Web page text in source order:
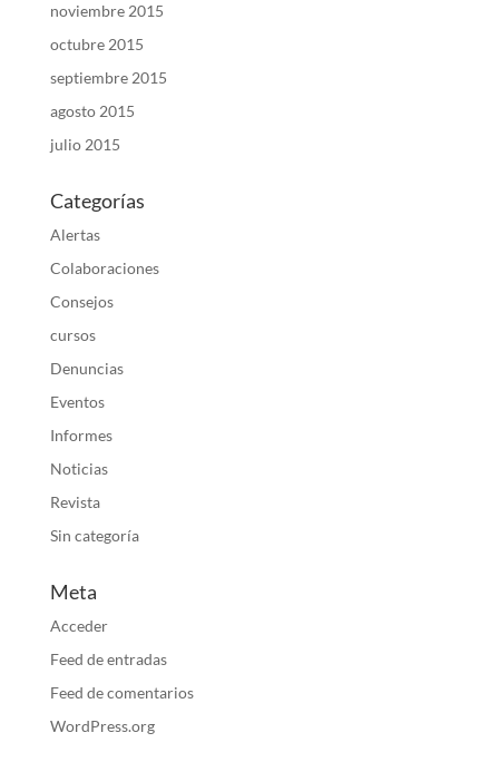
noviembre 2015
octubre 2015
septiembre 2015
agosto 2015
julio 2015
Categorías
Alertas
Colaboraciones
Consejos
cursos
Denuncias
Eventos
Informes
Noticias
Revista
Sin categoría
Meta
Acceder
Feed de entradas
Feed de comentarios
WordPress.org